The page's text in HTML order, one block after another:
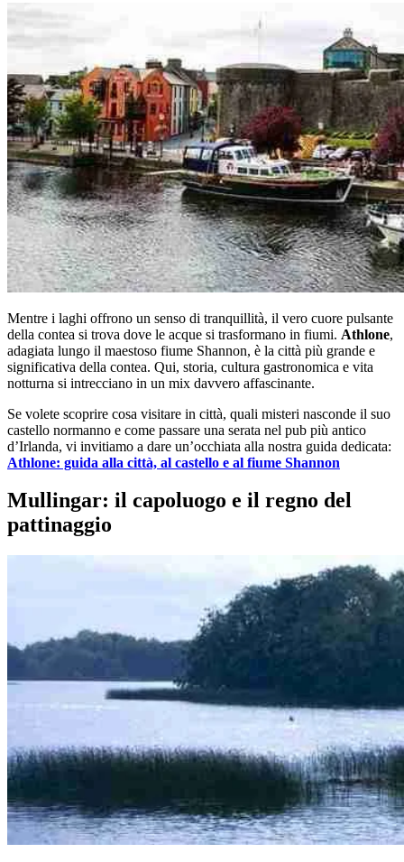
Mentre i laghi offrono un senso di tranquillità, il vero cuore pulsante
della contea si trova dove le acque si trasformano in fiumi. Athlone,
adagiata lungo il maestoso fiume Shannon, è la città più grande e
significativa della contea. Qui, storia, cultura gastronomica e vita
notturna si intrecciano in un mix davvero affascinante.
Se volete scoprire cosa visitare in città, quali misteri nasconde il suo
castello normanno e come passare una serata nel pub più antico
d’Irlanda, vi invitiamo a dare un’occhiata alla nostra guida dedicata:
Athlone: guida alla città, al castello e al fiume Shannon
Mullingar: il capoluogo e il regno del
pattinaggio